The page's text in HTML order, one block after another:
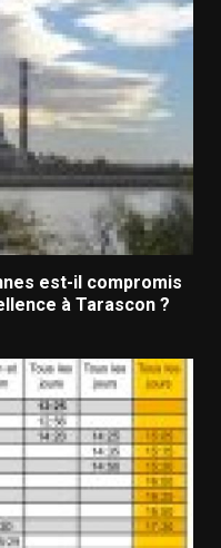
est-il compromis
à Tarascon ?